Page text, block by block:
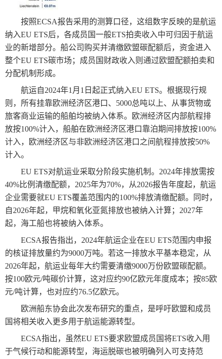
按照ECSA报告采用的测算口径，这组数字反映的是航运
纳入EU ETS后，各成员国一般ETS拍卖收入中可归因于航运
业的新增部分。船公司购买并清缴欧盟碳配额后，资金进入
整个EU ETS碳市场；成员国财政收入则通过欧盟配额拍卖和
分配机制形成。
航运自2024年1月1日起正式纳入EU ETS。根据现行规
则，所有挂靠欧洲经济区港口、5000总吨以上、从事货物或
旅客商业运输的船舶均被纳入体系。欧洲经济区内部航程排
放按100%计入，船舶在欧洲经济区港口靠泊期间排放按100%
计入，欧洲经济区与非欧洲经济区港口之间航程排放按50%
计入。
EU ETS对航运业采取分阶段实施机制。2024年排放需按
40%比例清缴配额，2025年为70%，从2026报告年度起，航运
企业需要就EU ETS覆盖范围内的100%排放清缴配额。同时，
自2026年起，甲烷和氧化亚氮排放也被纳入计算；2027年
起，海工船也将被纳入体系。
ECSA报告指出，2024年航运企业在EU ETS范围内申报
的核证排放量约为9000万吨。若这一排放水平基本稳定，从
2026年起，航运业每年大约需要清缴9000万份欧盟碳配额。
按100欧元/吨碳价计算，这对应约90亿欧元年度成本；按85欧
元/吨计算，也对应约76.5亿欧元。
欧洲船东协会此次发布研究的重点，是呼吁欧盟和成员
国将相关收入更多用于航运能源转型。
ECSA指出，虽然EU ETS要求欧盟成员国将ETS收入用
于气候行动和能源转型，海运脱碳也被明确列入可支持范